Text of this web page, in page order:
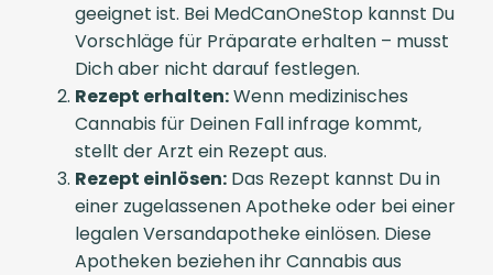
geeignet ist. Bei MedCanOneStop kannst Du
Vorschläge für Präparate erhalten – musst
Dich aber nicht darauf festlegen.
Rezept erhalten:Wenn medizinisches
Cannabis für Deinen Fall infrage kommt,
stellt der Arzt ein Rezept aus.
Rezept einlösen: Das Rezept kannst Du in
einer zugelassenen Apotheke oder bei einer
legalen Versandapotheke einlösen. Diese
Apotheken beziehen ihr Cannabis aus